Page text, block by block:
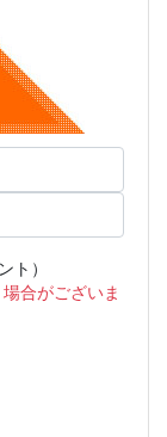
ト）
合がございま